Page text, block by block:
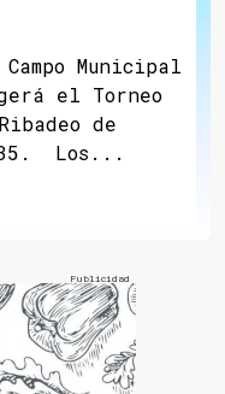
Municipal
el Torneo
de
Los...